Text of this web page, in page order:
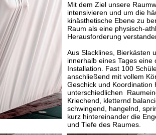
Mit dem Ziel unsere
intensivieren und um die
kinästhetische Ebene zu
Raum als eine physisch-
Herausforderung
Aus Slacklines, Bierkästen
innerhalb eines Tages eine
Installation. Fast 100
anschließend mit vollem
Geschick und Koordination
unterschiedlichen
Kriechend, kletternd
schwingend, hangelnd,
kurz hintereinander die
und Tiefe des Raumes.